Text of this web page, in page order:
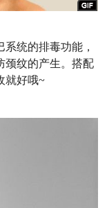
统的排毒功能，
颈纹的产生。搭配
就好哦~